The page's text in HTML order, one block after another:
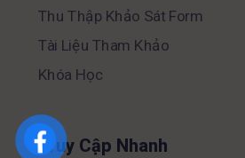
Thu Thập Khảo Sát Form
Tài Liệu Tham Khảo
Khóa Học
Truy Cập Nhanh